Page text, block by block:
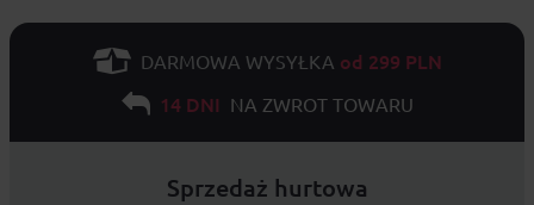
DARMOWA WYSYŁKA od 299 PLN
14 DNI NA ZWROT TOWARU
Sprzedaż hurtowa